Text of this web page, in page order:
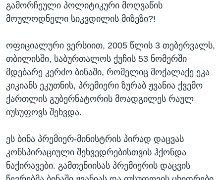
გამორჩეული პოლიტიკური მოღვაწის
მოულოდნელი სიკვდილის მიზეზი?!
ოფიციალური ვერსიით, 2005 წლის 3 თებერვალს,
თბილისში, საბურთალოს ქუჩის 53 ნომერში
მდებარე კერძო ბინაში, რომელიც მოქალაქე ეკა
კიკიანს ეკუთნის, პრემიერი ზურაბ ჟვანია ქვემო
ქართლის გუბერნატორის მოადგილეს რაულ
იუსუფოვს შეხვდა.
ეს ბინა პრემიერ-მინისტრის პირად დაცვას
კონსპირაციული შეხვედრებისთვის ჰქონდა
ნაქირავები. გამთენიისას პრემიერის დაცვის